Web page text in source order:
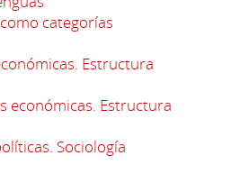
categorías
Estructura
económicas. Estructura
Sociología